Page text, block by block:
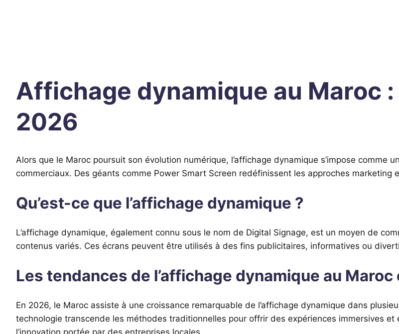
Affichage dynamique au Maroc
2026
Alors que le Maroc poursuit son évolution numérique, l’affichage dynamique s’impose comme
commerciaux. Des géants comme Power Smart Screen redéfinissent les approches
Qu’est-ce que l’affichage dynamique ?
L’affichage dynamique, également connu sous le nom de Digital Signage, est un moyen de
contenus variés. Ces écrans peuvent être utilisés à des fins publicitaires, informatives ou
Les tendances de l’affichage dynamique au Maroc
En 2026, le Maroc assiste à une croissance remarquable de l’affichage dynamique dans
technologie transcende les méthodes traditionnelles pour offrir des expériences immersives
l’innovation portée par des entreprises locales.